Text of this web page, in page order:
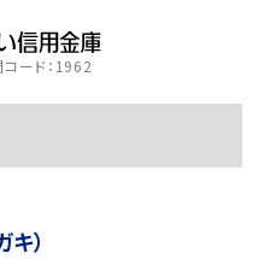
ード：1962
キ）